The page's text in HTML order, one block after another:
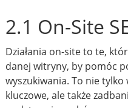
2.1 On-Site
Działania on-site to te,
danej witryny, by pomóc
wyszukiwania. To nie tylko
kluczowe, ale także